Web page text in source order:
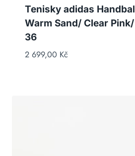
Tenisky adidas
Warm Sand/ Clear Pink/
36
2 699,00 Kč